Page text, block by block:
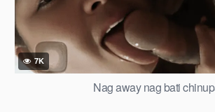
7K
Nag away nag bati